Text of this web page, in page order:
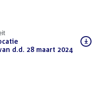
d.d. 28 maart 2024(PDF)